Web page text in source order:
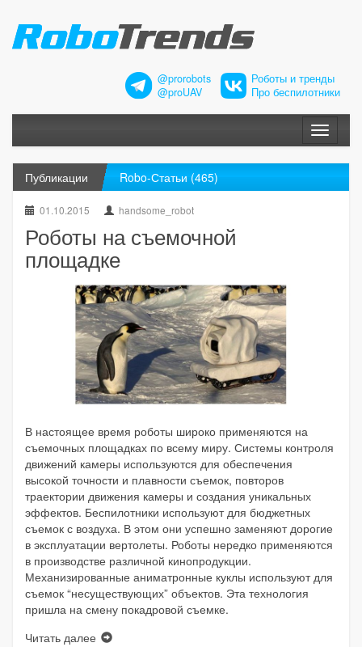
@prorobots
@proUAV
Роботы и тренды
Про беспилотники
Меню
Публикации Robo-Статьи (465)
01.10.2015 handsome_robot
Роботы на съемочной
площадке
В настоящее время роботы широко применяются на
съемочных площадках по всему миру. Системы контроля
движений камеры используются для обеспечения
высокой точности и плавности съемок, повторов
траектории движения камеры и создания уникальных
эффектов. Беспилотники используют для бюджетных
съемок с воздуха. В этом они успешно заменяют дорогие
в эксплуатации вертолеты. Роботы нередко применяются
в производстве различной кинопродукции.
Механизированные аниматронные куклы используют для
съемок “несуществующих” объектов. Эта технология
пришла на смену покадровой съемке.
Читать далее